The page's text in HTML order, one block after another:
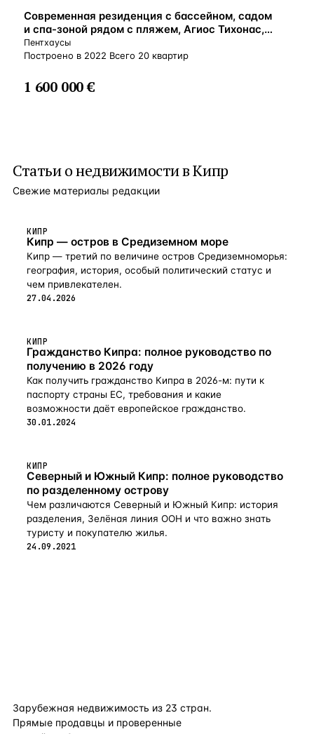
ВНЖ
Современная резиденция с бассейном, садом
и спа-зоной рядом с пляжем, Агиос Тихонас,
Кипр
Пентхаусы
Построено в 2022 Всего 20 квартир
1 600 000 €
Статьи онедвижимости в Кипр
Свежие материалы редакции
КИПР
Кипр — остров в Средиземном море
Кипр — третий по величине остров Средиземноморья:
география, история, особый политический статус и
чем привлекателен.
27.04.2026
КИПР
Гражданство Кипра: полное руководство по
получению в 2026 году
Как получить гражданство Кипра в 2026-м: пути к
паспорту страны ЕС, требования и какие
возможности даёт европейское гражданство.
30.01.2024
КИПР
Северный и Южный Кипр: полное руководство
по разделенному острову
Чем различаются Северный и Южный Кипр: история
разделения, Зелёная линия ООН и что важно знать
туристу и покупателю жилья.
24.09.2021
Зарубежная недвижимость из 23 стран.
Прямые продавцы и проверенные